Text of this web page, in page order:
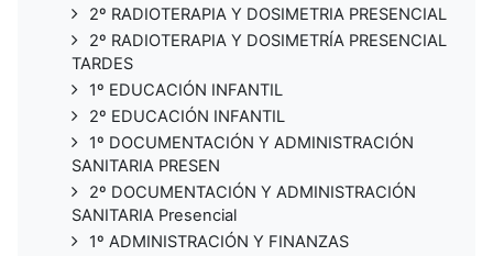
2º RADIOTERAPIA Y DOSIMETRIA PRESENCIAL
2º RADIOTERAPIA Y DOSIMETRÍA PRESENCIAL
TARDES
1º EDUCACIÓN INFANTIL
2º EDUCACIÓN INFANTIL
1º DOCUMENTACIÓN Y ADMINISTRACIÓN
SANITARIA PRESEN
2º DOCUMENTACIÓN Y ADMINISTRACIÓN
SANITARIA Presencial
1º ADMINISTRACIÓN Y FINANZAS